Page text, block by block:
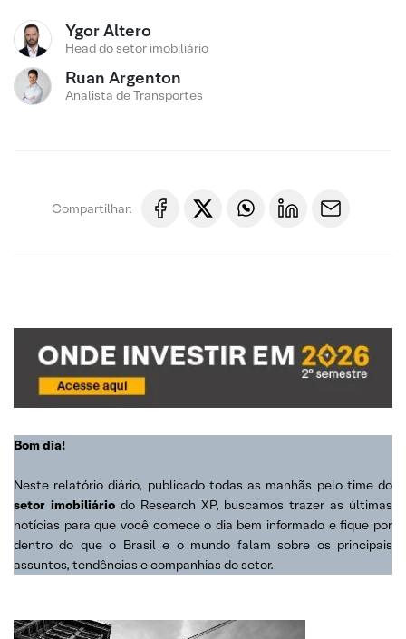
Ygor Altero
Head do setor imobiliário
Ruan Argenton
Analista de Transportes
Compartilhar:
Bom dia!
Neste relatório diário, publicado todas as manhãs pelo time do
setor imobiliário do Research XP, buscamos trazer as últimas
notícias para que você comece o dia bem informado e fique por
dentro do que o Brasil e o mundo falam sobre os principais
assuntos, tendências e companhias do setor.